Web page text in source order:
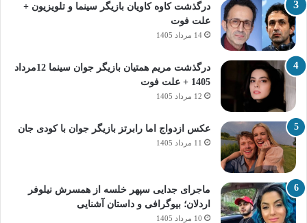
درگذشت کاوه کاویان بازیگر سینما و تلویزیون +
علت فوت
14 مرداد 1405
درگذشت مریم همتیان بازیگر جوان سینما 12مرداد
1405 + علت فوت
12 مرداد 1405
عکس ازدواج اما رابرتز بازیگر جوان با کودی جان
11 مرداد 1405
ماجرای جدایی سپهر خلسه از همسرش نیلوفر
اردلان؛ بیوگرافی و داستان آشنایی
10 مرداد 1405